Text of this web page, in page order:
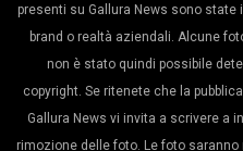
presenti su Gallura News sono state
brand o realtà aziendali. Alcune
non è stato quindi possibile
copyright. Se ritenete che la
Gallura News vi invita a scrivere a
rimozione delle foto. Le foto saranno